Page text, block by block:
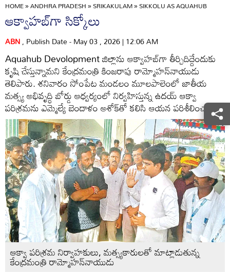
HOME»ANDHRA PRADESH»SRIKAKULAM»SIKKOLU AS AQUAHUB
ఆక్వాహబ్‌గా సిక్కోలు
ABN, Publish Date - May 03 , 2026 | 12:06 AM
Aquahub Devolopment జిల్లాను ఆక్వాహబ్‌గా తీర్చిదిద్దేందుకు
కృషి చేస్తున్నామని కేంద్రమంత్రి కింజరాపు రామ్మోహన్‌నాయుడు
తెలిపారు. శనివారం సోంపేట మండలం మూలపాలెంలో జాతీయ
మత్స్య అభివృద్ధి బోర్డు ఆధ్వర్యంలో నిర్వహిస్తున్న ఉదయ్‌ ఆక్వా
పరిశ్రమను ఎమ్మెల్యే బెందాళం అశోక్‌తో కలిసి ఆయన పరిశీలించారు.
ఆక్వా పరిశ్రమ నిర్వాహకులు, మత్స్యకారులతో మాట్లాడుతున్న
కేంద్రమంత్రి రామ్మోహన్‌నాయుడు